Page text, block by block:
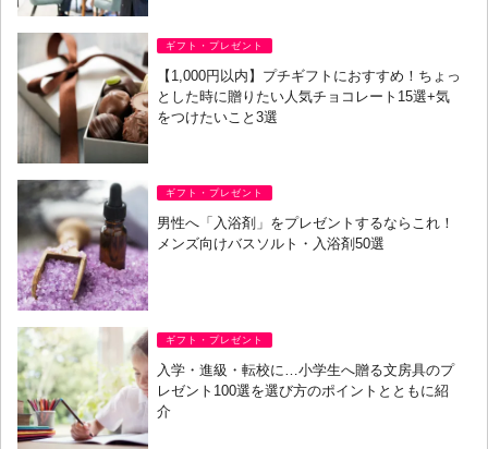
ギフト・プレゼント
【1,000円以内】プチギフトにおすすめ！ちょっ
とした時に贈りたい人気チョコレート15選+気
をつけたいこと3選
ギフト・プレゼント
男性へ「入浴剤」をプレゼントするならこれ！
メンズ向けバスソルト・入浴剤50選
ギフト・プレゼント
入学・進級・転校に…小学生へ贈る文房具のプ
レゼント100選を選び方のポイントとともに紹
介